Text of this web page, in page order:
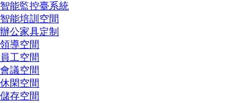
智能監控臺系統
智能培訓空間
辦公家具定制
領導空間
員工空間
會議空間
休閑空間
儲存空間